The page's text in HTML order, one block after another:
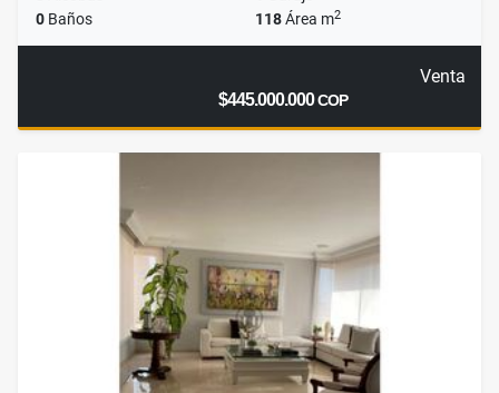
0 Baños 118Área m2
Venta
$445.000.000COP